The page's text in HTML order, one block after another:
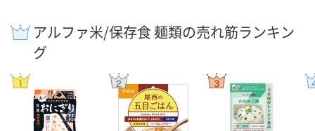
アルファ米/保存食 麺類の売れ筋ランキン
グ